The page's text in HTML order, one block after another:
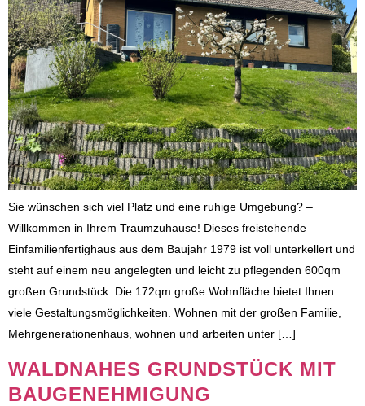
Sie wünschen sich viel Platz und eine ruhige Umgebung? –
Willkommen in Ihrem Traumzuhause! Dieses freistehende
Einfamilienfertighaus aus dem Baujahr 1979 ist voll unterkellert und
steht auf einem neu angelegten und leicht zu pflegenden 600qm
großen Grundstück. Die 172qm große Wohnfläche bietet Ihnen
viele Gestaltungsmöglichkeiten. Wohnen mit der großen Familie,
Mehrgenerationenhaus, wohnen und arbeiten unter […]
WALDNAHES GRUNDSTÜCK MIT
BAUGENEHMIGUNG